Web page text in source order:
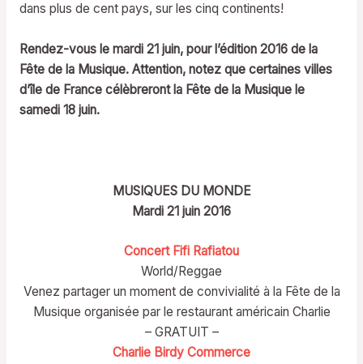
dans plus de cent pays, sur les cinq continents!
Rendez-vous le mardi 21 juin, pour l’édition 2016 de la
Fête de la Musique. Attention, notez que certaines villes
d’île de France célèbreront la Fête de la Musique le
samedi 18 juin.
MUSIQUES DU MONDE
Mardi 21 juin 2016
Concert Fifi Rafiatou
World/Reggae
Venez partager un moment de convivialité à la Fête de la
Musique organisée par le restaurant américain Charlie
– GRATUIT –
Charlie Birdy Commerce